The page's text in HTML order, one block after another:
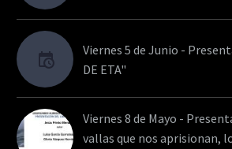
Viernes 5 de Junio -
DE ETA"
Viernes 8 de Mayo -
vallas que nos aprisionan,